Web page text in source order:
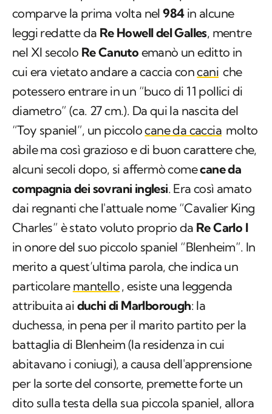
comparve la prima volta nel984in alcune
leggi redatte da Re Howell del Galles, mentre
nel XI secolo Re Canuto emanò un editto in
cui era vietato andare a caccia concani che
potessero entrare in un “buco di 11 pollici di
diametro” (ca. 27 cm.). Da qui la nascita del
“Toy spaniel”, un piccolocane da caccia molto
abile ma così grazioso e di buon carattere che,
alcuni secoli dopo, si affermò comecane da
compagnia dei sovrani inglesi. Era così amato
dai regnanti che l'attuale nome “Cavalier King
Charles” è stato voluto proprio da Re Carlo I
in onore del suo piccolo spaniel “Blenheim”. In
merito a quest’ultima parola, che indica un
particolare mantello, esiste una leggenda
attribuita ai duchi di Marlborough: la
duchessa, in pena per il marito partito per la
battaglia di Blenheim (la residenza in cui
abitavano i coniugi), a causa dell'apprensione
per la sorte del consorte, premette forte un
dito sulla testa della sua piccola spaniel, allora